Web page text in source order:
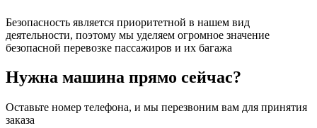
Безопасность является приоритетной в нашем вид
деятельности, поэтому мы уделяем огромное значение
безопасной перевозке пассажиров и их багажа
Нужна машина прямо сейчас?
Оставьте номер телефона, и мы перезвоним вам для принятия
заказа